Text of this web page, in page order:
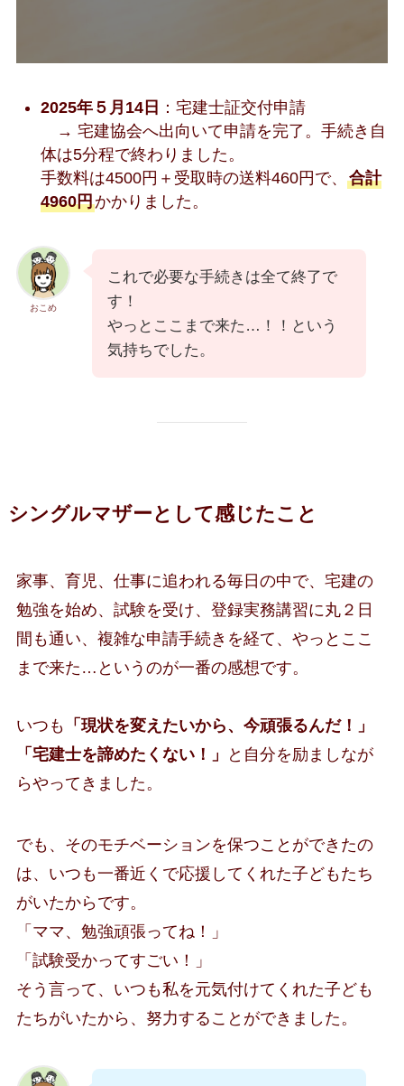
2025年５月14日 ：宅建士証交付申請
→ 宅建協会へ出向いて申請を完了。手続き自
体は5分程で終わりました。
手数料は4500円＋受取時の送料460円で、 合計
4960円かかりました。
おこめ
これで必要な手続きは全て終了で
す！
やっとここまで来た…！！という
気持ちでした。
シングルマザーとして感じたこと
家事、育児、仕事に追われる毎日の中で、宅建の
勉強を始め、試験を受け、登録実務講習に丸２日
間も通い、複雑な申請手続きを経て、やっとここ
まで来た…というのが一番の感想です。
いつも 「現状を変えたいから、今頑張るんだ！」
「宅建士を諦めたくない！」
と自分を励ましなが
らやってきました。
でも、そのモチベーションを保つことができたの
は、いつも一番近くで応援してくれた子どもたち
がいたからです。
「ママ、勉強頑張ってね！」
「試験受かってすごい！」
そう言って、いつも私を元気付けてくれた子ども
たちがいたから、努力することができました。